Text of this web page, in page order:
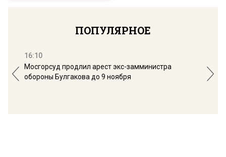
ПОПУЛЯРНОЕ
16:10
Мосгорсуд продлил арест экс-замминистра
обороны Булгакова до 9 ноября